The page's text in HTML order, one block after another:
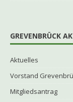
GREVENBRÜCK
Aktuelles
Vorstand
Mitgliedsantrag